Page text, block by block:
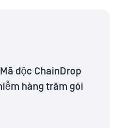
độc ChainDrop
hàng trăm gói